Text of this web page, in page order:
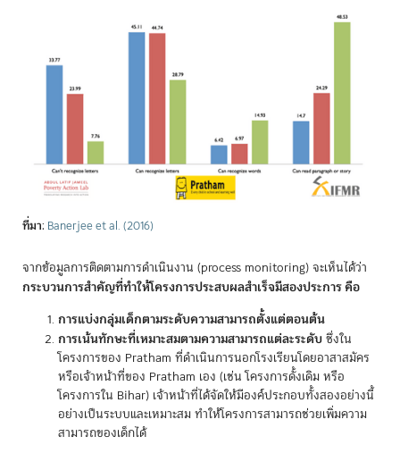
ที่มา: Banerjee et al. (2016)
จากข้อมูลการติดตามการดำเนินงาน (process monitoring) จะเห็นได้ว่า
กระบวนการสำคัญที่ทำให้โครงการประสบผลสำเร็จมีสองประการ คือ
การแบ่งกลุ่มเด็กตามระดับความสามารถตั้งแต่ตอนต้น
การเน้นทักษะที่เหมาะสมตามความสามารถแต่ละระดับซึ่งใน
โครงการของ Pratham ที่ดำเนินการนอกโรงเรียนโดยอาสาสมัคร
หรือเจ้าหน้าที่ของ Pratham เอง (เช่น โครงการดั้งเดิม หรือ
โครงการใน Bihar) เจ้าหน้าที่ได้จัดให้มีองค์ประกอบทั้งสองอย่างนี้
อย่างเป็นระบบและเหมาะสม ทำให้โครงการสามารถช่วยเพิ่มความ
สามารถของเด็กได้